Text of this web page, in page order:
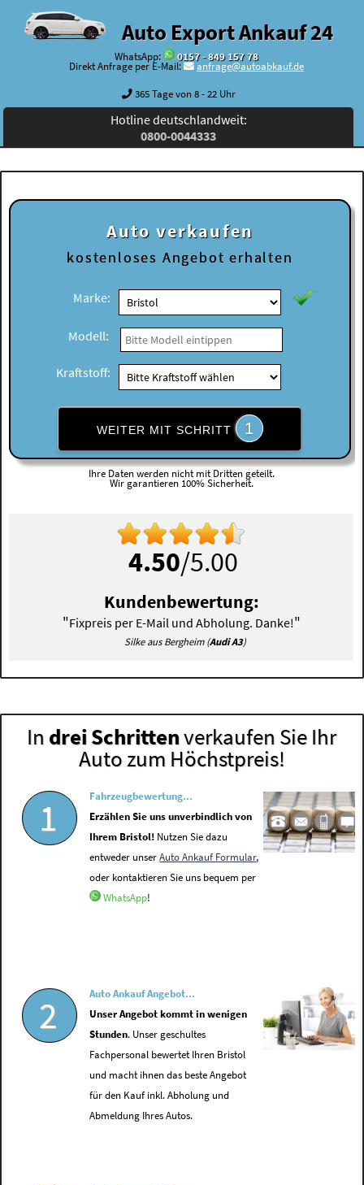
Auto Export Ankauf 24
WhatsApp:
0157 - 849 157 78
Direkt Anfrage per E-Mail:
anfrage@autoabkauf.de
365 Tage von 8 - 22 Uhr
Hotline deutschlandweit:
0800-0044333
Auto verkaufen
kostenloses Angebot erhalten
Marke:
Modell:
Kraftstoff:
WEITER MIT SCHRITT 1
Ihre Daten werden nicht mit Dritten geteilt.
Wir garantieren 100% Sicherheit.
4.50/5.00
Kundenbewertung:
"Fixpreis per E-Mail und Abholung. Danke!"
Silke aus Bergheim (Audi A3)
In drei Schrittenverkaufen Sie Ihr
Auto zum Höchstpreis!
1
Fahrzeugbewertung...
Erzählen Sie uns unverbindlich von
Ihrem Bristol! Nutzen Sie dazu
entweder unserAuto Ankauf Formular,
oder kontaktieren Sie uns bequem per
WhatsApp!
2
Auto Ankauf Angebot...
Unser Angebot kommt in wenigen
Stunden. Unser geschultes
Fachpersonal bewertet Ihren Bristol
und macht ihnen das beste Angebot
für den Kauf inkl. Abholung und
Abmeldung Ihres Autos.